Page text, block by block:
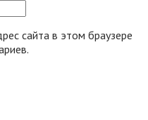
сайта в этом браузере